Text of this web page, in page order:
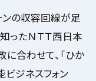
ンの収容回線が足
ったＮＴＴ西日本
に合わせて、「ひか
ビジネスフォン